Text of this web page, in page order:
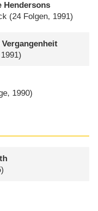
Hendersons
(24 Folgen, 1991)
1990)